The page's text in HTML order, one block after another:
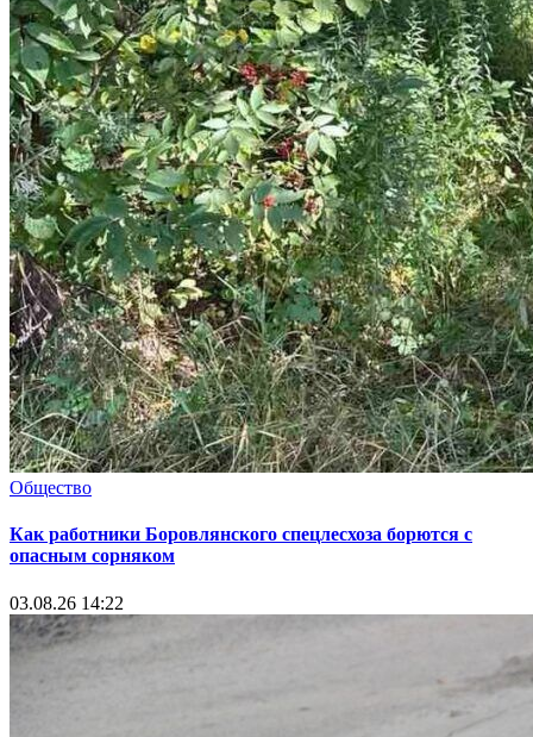
Общество
Как работники Боровлянского спецлесхоза борются с
опасным сорняком
03.08.26 14:22